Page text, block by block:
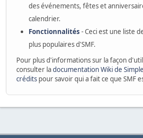
des événements, fêtes et
calendrier.
Fonctionnalités - Ceci est une liste
plus populaires d'SMF.
Pour plus d'informations sur la façon
consulter ladocumentation Wiki de
crédits pour savoir qui a fait ce que SMF